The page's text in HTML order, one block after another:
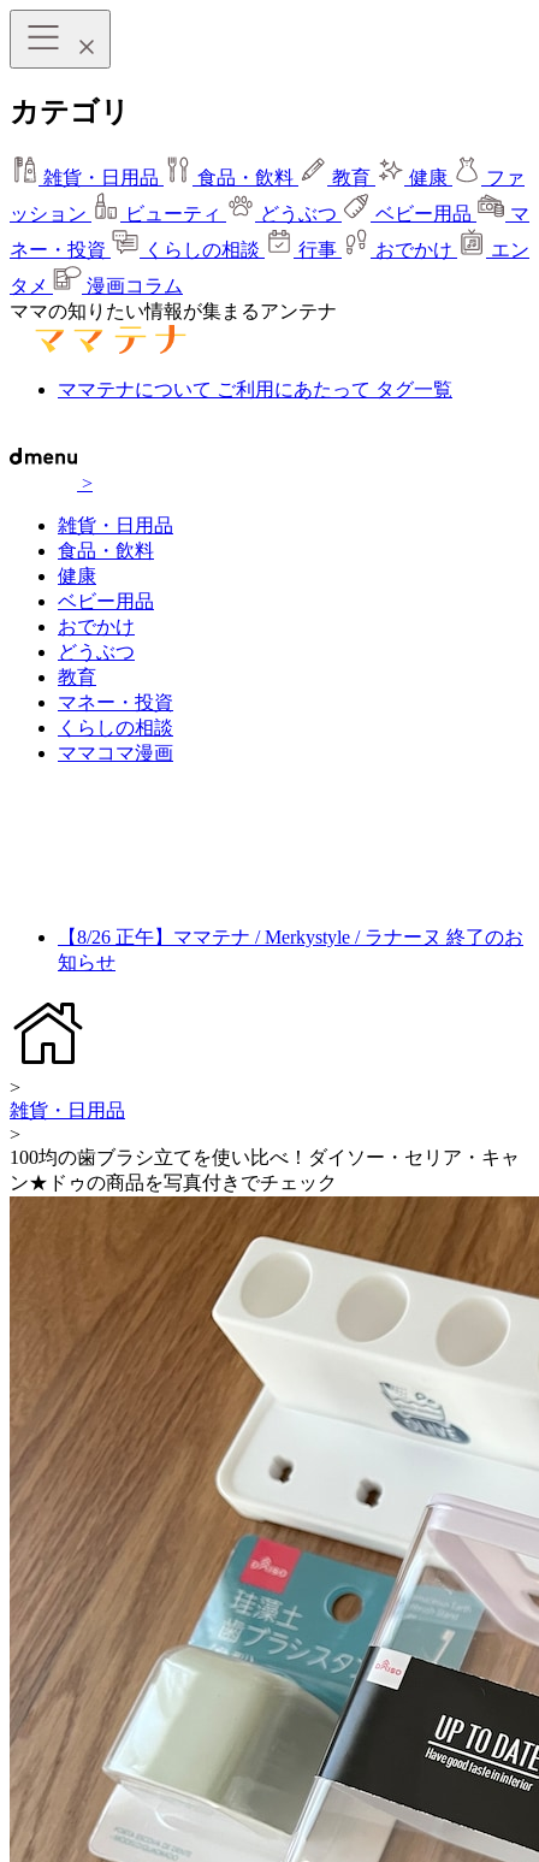
カテゴリ
雑貨・日用品 食品・飲料 教育 健康
ファ
ッション
ビューティ どうぶつ ベビー用品
マ
ネー・投資
くらしの相談 行事 おでかけ
エン
タメ
漫画コラム
ママの知りたい情報が集まるアンテナ
ママテナについて ご利用にあたって タグ一覧
>
雑貨・日用品
食品・飲料
健康
ベビー用品
おでかけ
どうぶつ
教育
マネー・投資
くらしの相談
ママコマ漫画
【8/26 正午】ママテナ / Merkystyle / ラナーヌ 終了のお
知らせ
>
雑貨・日用品
>
100均の歯ブラシ立てを使い比べ！ダイソー・セリア・キャ
ン★ドゥの商品を写真付きでチェック